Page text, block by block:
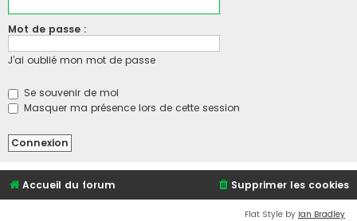
Mot de passe :
J’ai oublié mon mot de passe
Se souvenir de moi
Masquer ma présence lors de cette session
Accueil du forum Supprimer les cookies
Flat Style by Ian Bradley